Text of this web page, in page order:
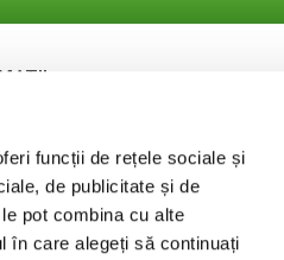
funcții de rețele sociale și
de publicitate și de
pot combina cu alte
în care alegeți să continuați
si Conditii
de Confidentialitate
fidelizare